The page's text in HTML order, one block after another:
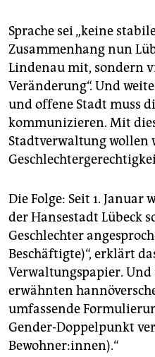
Sprache sei „keine
Zusammenhang nun
Lindenau mit, sondern
Veränderung“. Und
und offene Stadt muss
kommunizieren. Mit
Stadtverwaltung wollen
Die Folge: Seit 1.
der Hansestadt Lübeck
Geschlechter
Beschäftigte)“, erklärt
Verwaltungspapier. Und
erwähnten
umfassende
Gender-Doppelpunkt
Bewohner:innen).“